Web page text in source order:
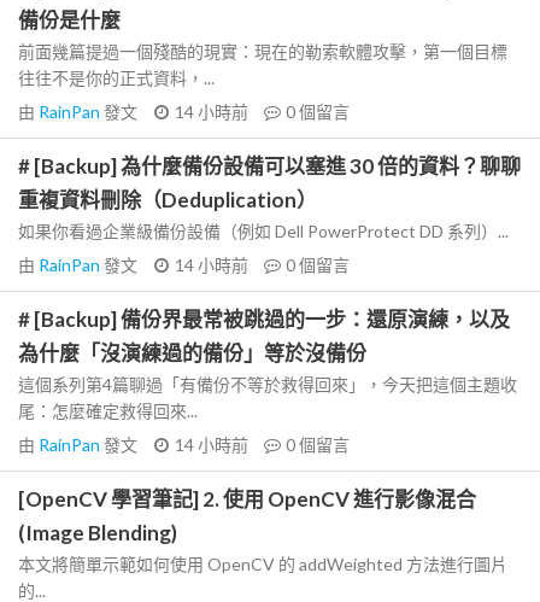
備份是什麼
前面幾篇提過一個殘酷的現實：現在的勒索軟體攻擊，第一個目標
往往不是你的正式資料，...
由 RainPan 發文 14 小時前 0個留言
# [Backup] 為什麼備份設備可以塞進 30 倍的資料？聊聊
重複資料刪除（Deduplication）
如果你看過企業級備份設備（例如 Dell PowerProtect DD 系列）...
由 RainPan 發文 14 小時前 0個留言
# [Backup] 備份界最常被跳過的一步：還原演練，以及
為什麼「沒演練過的備份」等於沒備份
這個系列第4篇聊過「有備份不等於救得回來」，今天把這個主題收
尾：怎麼確定救得回來...
由 RainPan 發文 14 小時前 0個留言
[OpenCV 學習筆記] 2. 使用 OpenCV 進行影像混合
(Image Blending)
本文將簡單示範如何使用 OpenCV 的 addWeighted 方法進行圖片
的...